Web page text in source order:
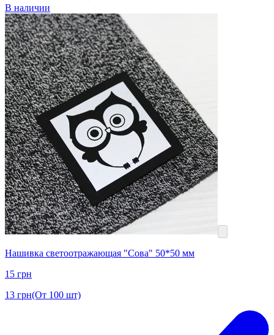
В наличии
Нашивка светоотражающая "Сова" 50*50 мм
15 грн
13 грн(От 100 шт)